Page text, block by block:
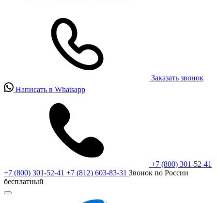
Заказать звонок
Написать в Whatsapp
+7 (800) 301-52-41
+7 (800) 301-52-41 +7 (812) 603-83-31 Звонок по России
бесплатный